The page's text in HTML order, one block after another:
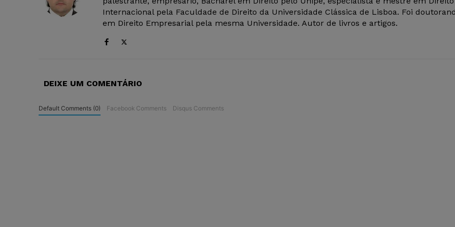
Internacional pela Faculdade de Direito da Universidade Clássica de Lisboa. Foi
em Direito Empresarial pela mesma Universidade. Autor de livros e artigos.
DEIXE UM COMENTÁRIO
Default Comments (0) Facebook Comments Disqus Comments